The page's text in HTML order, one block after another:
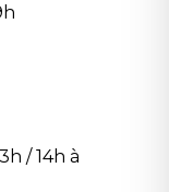
/ 14h à